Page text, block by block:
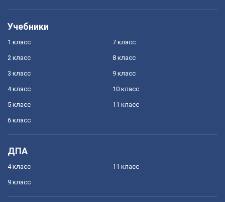
Учебники
1 класс
2 класс
3 класс
4 класс
5 класс
6 класс
7 класс
8 класс
9 класс
10 класс
11 класс
ДПА
4 класс
9 класс
11 класс